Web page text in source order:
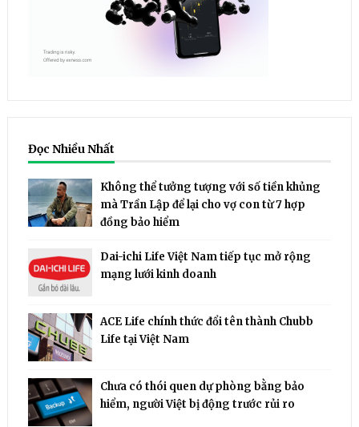
Đọc Nhiều Nhất
Không thể tưởng tượng với số tiền khủng
mà Trần Lập để lại cho vợ con từ 7 hợp
đồng bảo hiểm
Dai-ichi Life Việt Nam tiếp tục mở rộng
mạng lưới kinh doanh
ACE Life chính thức đổi tên thành Chubb
Life tại Việt Nam
Chưa có thói quen dự phòng bằng bảo
hiểm, người Việt bị động trước rủi ro